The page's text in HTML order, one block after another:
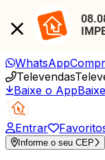
WhatsApp
Televendas
Baixe o App
Entrar
Informe o seu CEP